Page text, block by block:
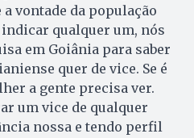
vontade da população
indicar qualquer um, nós
em Goiânia para saber
quer de vice. Se é
a gente precisa ver.
um vice de qualquer
nossa e tendo perfil